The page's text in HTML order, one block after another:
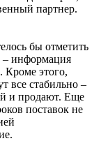
партнер.
бы отметить
– информация
Кроме этого,
все стабильно –
и продают. Еще
поставок не